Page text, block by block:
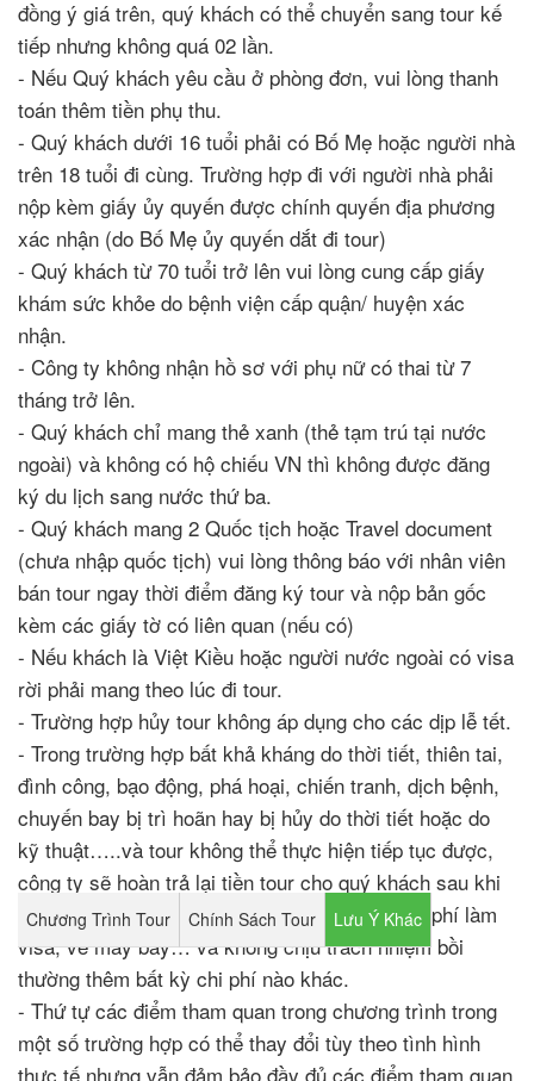
Chương Trình Tour Chính Sách Tour Lưu Ý Khác
đồng ý giá trên, quý khách có thể chuyển sang tour kế
tiếp nhưng không quá 02 lần.
- Nếu Quý khách yêu cầu ở phòng đơn, vui lòng thanh
toán thêm tiền phụ thu.
- Quý khách dưới 16 tuổi phải có Bố Mẹ hoặc người nhà
trên 18 tuổi đi cùng. Trường hợp đi với người nhà phải
nộp kèm giấy ủy quyến được chính quyến địa phương
xác nhận (do Bố Mẹ ủy quyến dắt đi tour)
- Quý khách từ 70 tuổi trở lên vui lòng cung cấp giấy
khám sức khỏe do bệnh viện cấp quận/ huyện xác
nhận.
- Công ty không nhận hồ sơ với phụ nữ có thai từ 7
tháng trở lên.
- Quý khách chỉ mang thẻ xanh (thẻ tạm trú tại nước
ngoài) và không có hộ chiếu VN thì không được đăng
ký du lịch sang nước thứ ba.
- Quý khách mang 2 Quốc tịch hoặc Travel document
(chưa nhập quốc tịch) vui lòng thông báo với nhân viên
bán tour ngay thời điểm đăng ký tour và nộp bản gốc
kèm các giấy tờ có liên quan (nếu có)
- Nếu khách là Việt Kiều hoặc người nước ngoài có visa
rời phải mang theo lúc đi tour.
- Trường hợp hủy tour không áp dụng cho các dịp lễ tết.
- Trong trường hợp bất khả kháng do thời tiết, thiên tai,
đình công, bạo động, phá hoại, chiến tranh, dịch bệnh,
chuyến bay bị trì hoãn hay bị hủy do thời tiết hoặc do
kỹ thuật…..và tour không thể thực hiện tiếp tục được,
công ty sẽ hoàn trả lại tiền tour cho quý khách sau khi
đã trừ lại các chi phí dịch vụ đã thực hiện như phí làm
visa, vé máy bay… và không chịu trách nhiệm bồi
thường thêm bất kỳ chi phí nào khác.
- Thứ tự các điểm tham quan trong chương trình trong
một số trường hợp có thể thay đổi tùy theo tình hình
thực tế nhưng vẫn đảm bảo đầy đủ các điểm tham quan